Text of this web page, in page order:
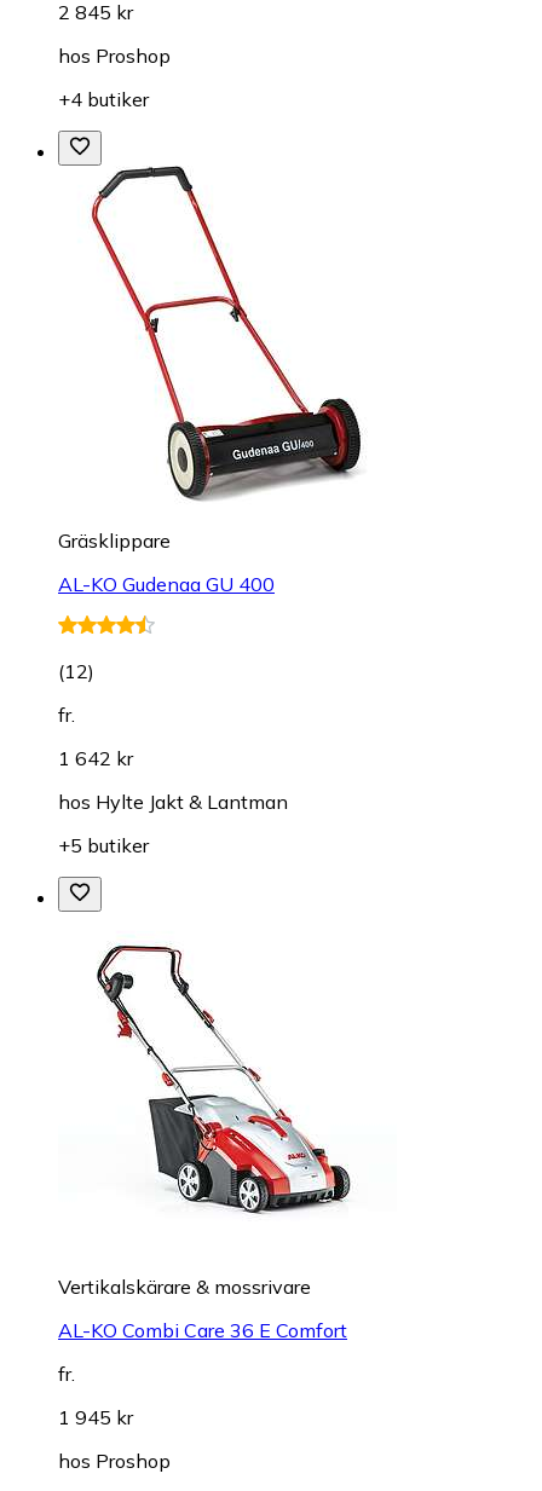
2 845 kr
hos Proshop
+4 butiker
Gräsklippare
AL-KO Gudenaa GU 400
(12)
fr.
1 642 kr
hos Hylte Jakt & Lantman
+5 butiker
Vertikalskärare & mossrivare
AL-KO Combi Care 36 E Comfort
fr.
1 945 kr
hos Proshop